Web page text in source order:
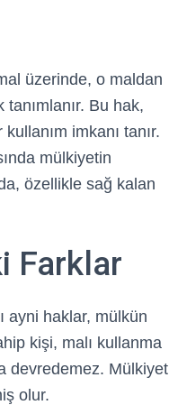
üzerinde, o maldan
Bu hak,
imkanı tanır.
mülkiyetin
özellikle sağ kalan
Farklar
ayni haklar, mülkün
kişi, malı kullanma
devredemez. Mülkiyet
olur.